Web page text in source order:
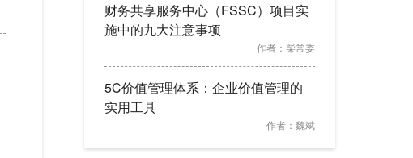
财务共享服务中心（FSSC）项目实
施中的九大注意事项
作者： 柴常委
5C价值管理体系：企业价值管理的
实用工具
作者： 魏斌